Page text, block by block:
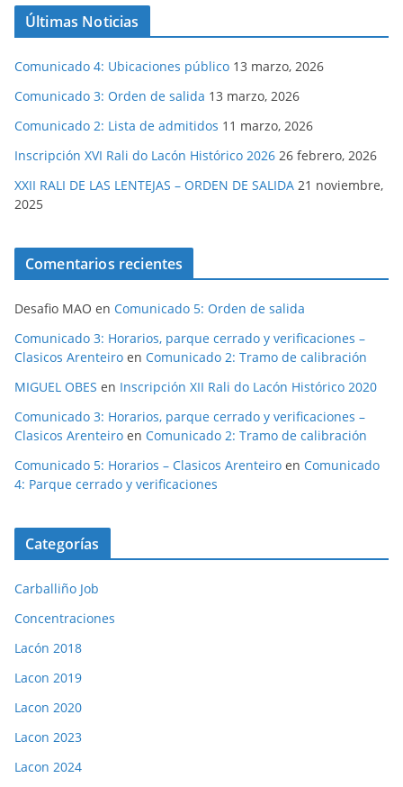
Últimas Noticias
Comunicado 4: Ubicaciones público 13 marzo, 2026
Comunicado 3: Orden de salida 13 marzo, 2026
Comunicado 2: Lista de admitidos 11 marzo, 2026
Inscripción XVI Rali do Lacón Histórico 2026 26 febrero, 2026
XXII RALI DE LAS LENTEJAS – ORDEN DE SALIDA 21 noviembre,
2025
Comentarios recientes
Desafio MAO en Comunicado 5: Orden de salida
Comunicado 3: Horarios, parque cerrado y verificaciones –
Clasicos Arenteiro en Comunicado 2: Tramo de calibración
MIGUEL OBES en Inscripción XII Rali do Lacón Histórico 2020
Comunicado 3: Horarios, parque cerrado y verificaciones –
Clasicos Arenteiro en Comunicado 2: Tramo de calibración
Comunicado 5: Horarios – Clasicos Arenteiro en Comunicado
4: Parque cerrado y verificaciones
Categorías
Carballiño Job
Concentraciones
Lacón 2018
Lacon 2019
Lacon 2020
Lacon 2023
Lacon 2024